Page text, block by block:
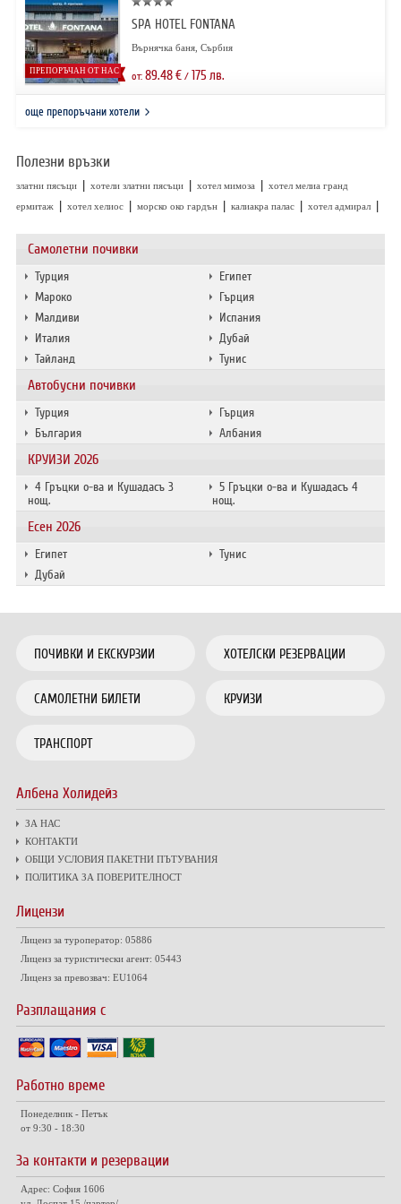
Самолетни почивки
Турция
Египет
Мароко
Гърция
Малдиви
Испания
Италия
Дубай
Тайланд
Тунис
Автобусни почивки
Турция
Гърция
България
Албания
КРУИЗИ 2026
4 Гръцки о-ва и Кушадасъ 3
нощ.
5 Гръцки о-ва и Кушадасъ 4
нощ.
Есен 2026
Египет
Тунис
Дубай
ПРЕПОРЪЧАН ОТ НАС
SPA HOTEL FONTANA
Върнячка баня, Сърбия
от: 89.48€/ 175 лв.
още препоръчани хотели
Полезни връзки
златни пясъци | хотели златни пясъци | хотел мимоза | хотел мелиа гранд
ермитаж | хотел хелиос | морско око гардън | калиакра палас | хотел адмирал |
ПОЧИВКИ И ЕКСКУРЗИИ ХОТЕЛСКИ РЕЗЕРВАЦИИ
САМОЛЕТНИ БИЛЕТИ КРУИЗИ
ТРАНСПОРТ
Албена Холидейз
ЗА НАС
КОНТАКТИ
ОБЩИ УСЛОВИЯ ПАКЕТНИ ПЪТУВАНИЯ
ПОЛИТИКА ЗА ПОВЕРИТЕЛНОСТ
Лицензи
Лиценз за туроператор: 05886
Лиценз за туристически агент: 05443
Лиценз за превозвач: EU1064
Разплащания с
Работно време
Понеделник - Петък
от 9:30 - 18:30
За контакти и резервации
Адрес: София 1606